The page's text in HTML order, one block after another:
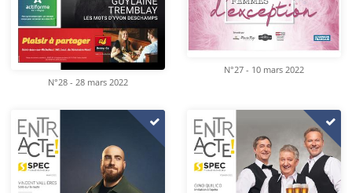
N°28 - 28 mars 2022
N°27 - 10 mars 2022